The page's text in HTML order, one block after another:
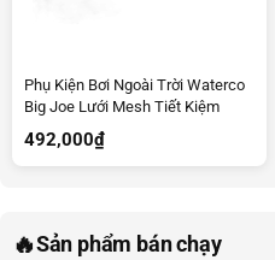
Phụ Kiện Bơi Ngoài Trời Waterco
Big Joe Lưới Mesh Tiết Kiệm
492,000₫
🔥Sản phẩm bán chạy